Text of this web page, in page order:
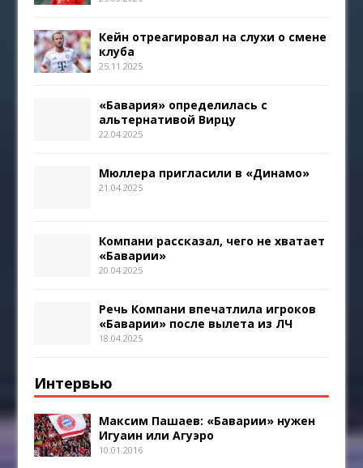
Кейн отреагировал на слухи о смене
клуба
25.11.2025
«Бавария» определилась с
альтернативой Вирцу
22.04.2025
Мюллера пригласили в «Динамо»
21.04.2025
Компани рассказал, чего не хватает
«Баварии»
20.04.2025
Речь Компани впечатлила игроков
«Баварии» после вылета из ЛЧ
18.04.2025
Интервью
Максим Пашаев: «Баварии» нужен
Игуаин или Агуэро
10.01.2016